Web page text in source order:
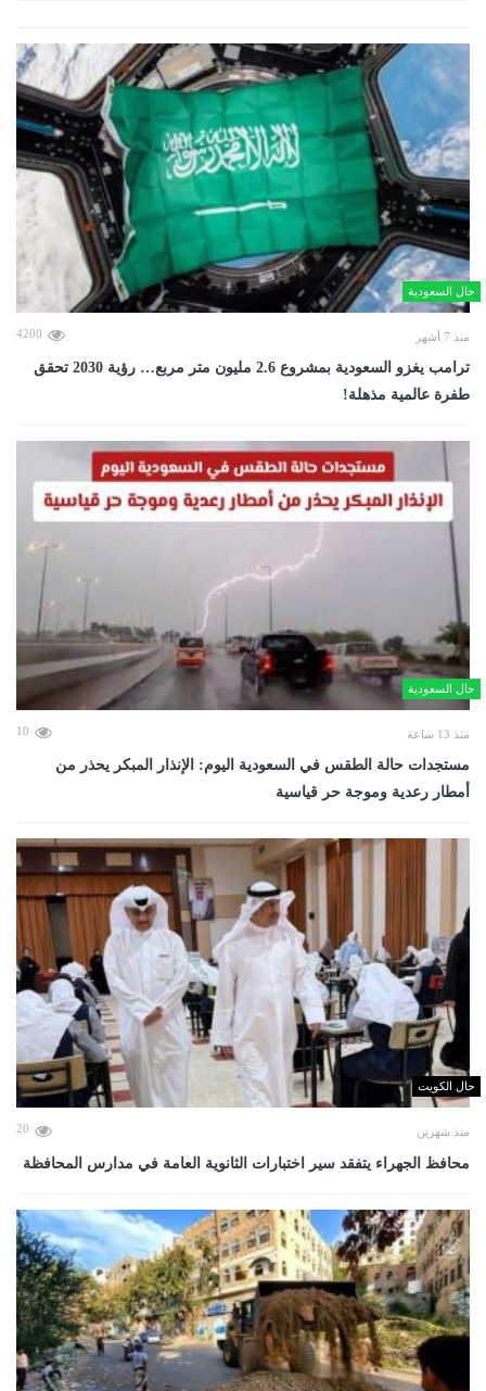
حال السعودية
منذ 7 أشهر 4200
ترامب يغزو السعودية بمشروع 2.6 مليون متر مربع… رؤية 2030 تحقق
طفرة عالمية مذهلة!
حال السعودية
منذ 13 ساعة 10
مستجدات حالة الطقس في السعودية اليوم: الإنذار المبكر يحذر من
أمطار رعدية وموجة حر قياسية
حال الكويت
منذ شهرين 20
محافظ الجهراء يتفقد سير اختبارات الثانوية العامة في مدارس المحافظة